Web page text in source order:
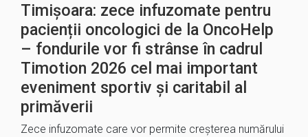
Timișoara: zece infuzomate pentru
pacienții oncologici de la OncoHelp
– fondurile vor fi strânse în cadrul
Timotion 2026 cel mai important
eveniment sportiv și caritabil al
primăverii
Zece infuzomate care vor permite creșterea numărului